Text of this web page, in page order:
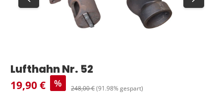
Lufthahn Nr. 52
Verkaufspreis:
19,90 € % Regulärer Preis:
248,00 €(91.98% gespart)